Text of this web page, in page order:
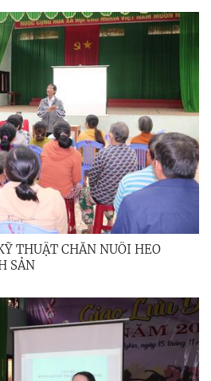
THUẬT CHĂN NUÔI HEO
SẢN